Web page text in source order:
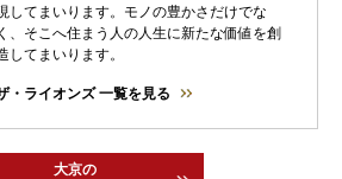
してまいります。モノの豊かさだけでな
く、そこへ住まう人の人生に新たな価値を創
してまいります。
・ライオンズ 一覧を見る
大京の